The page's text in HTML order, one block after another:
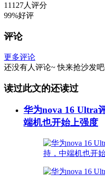
11127人评分
99%好评
评论
更多评论
还没有人评论~ 快来抢沙发
读过此文的还读过
华为nova 16 Ultra
端机也开始上强度